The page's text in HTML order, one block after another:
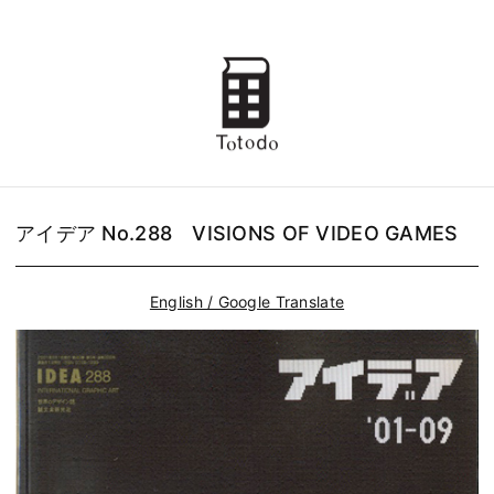
アイデア No.288 VISIONS OF VIDEO GAMES
English / Google Translate